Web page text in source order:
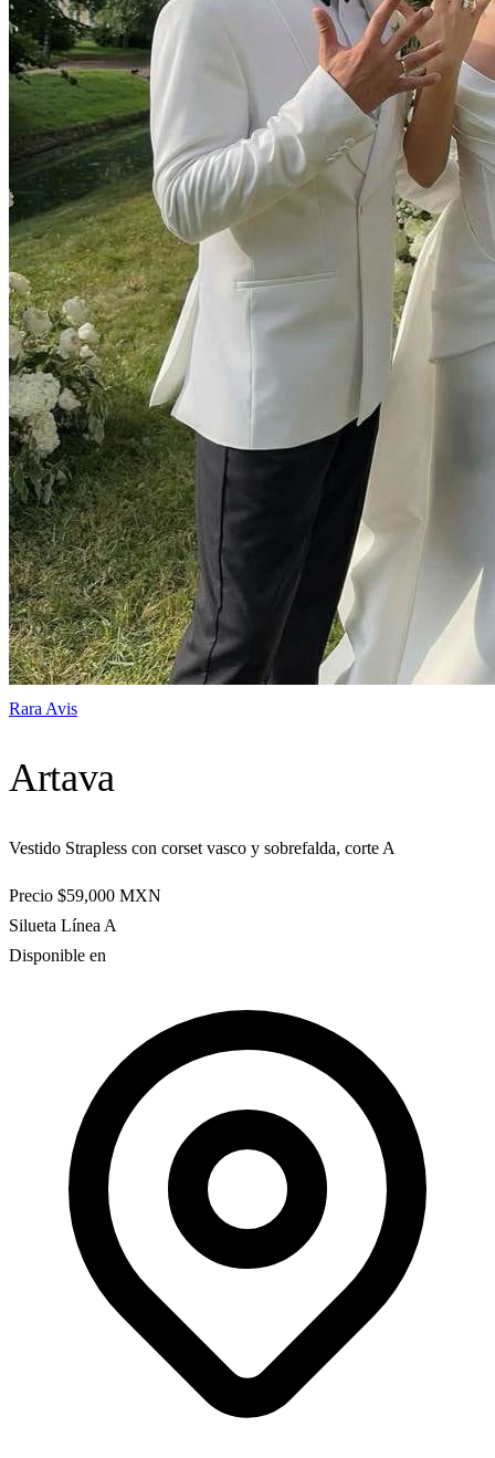
Rara Avis
Artava
Vestido Strapless con corset vasco y sobrefalda, corte A
Precio $59,000 MXN
Silueta Línea A
Disponible en